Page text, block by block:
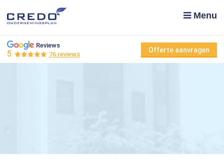
Menu
Reviews
5 76 reviews
Offerte aanvragen